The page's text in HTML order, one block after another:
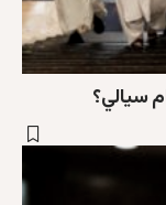
سيالي؟